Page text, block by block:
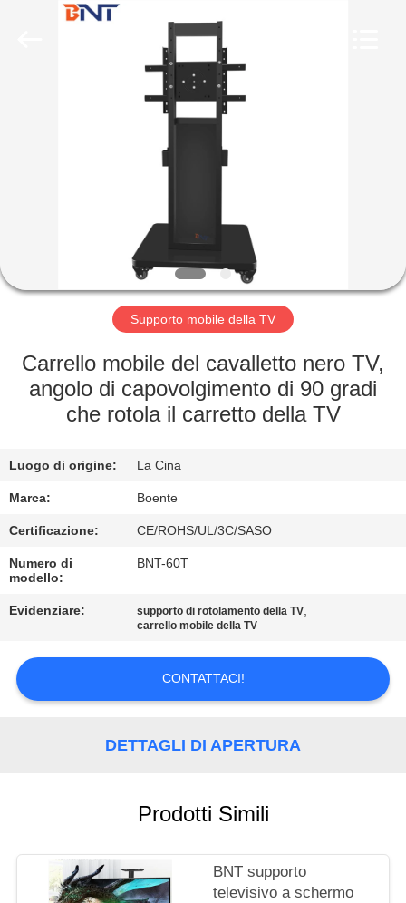
GIRO
FABBRICA
CONTROLLO
QUALITÀ
CONTATTICI
NOTIZIE
CONFERENCE
DEL
SITO
Supporto mobile della TV
Carrello mobile del cavalletto nero TV,
angolo di capovolgimento di 90 gradi
che rotola il carretto della TV
Luogo di origine: La Cina
Marca: Boente
Certificazione: CE/ROHS/UL/3C/SASO
Numero di
modello:
BNT-60T
Evidenziare: supporto di rotolamento della TV,
carrello mobile della TV
CONTATTACI!
DETTAGLI DI APERTURA
Prodotti Simili
BNT supporto
televisivo a schermo